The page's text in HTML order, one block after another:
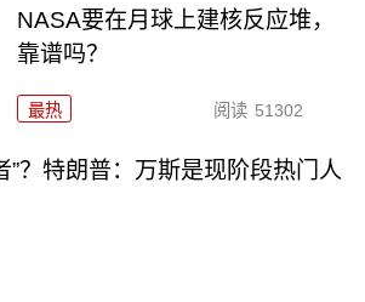
NASA要在月球上建核反应堆，
靠谱吗？
最热 阅读 51302
”？特朗普：万斯是现阶段热门人